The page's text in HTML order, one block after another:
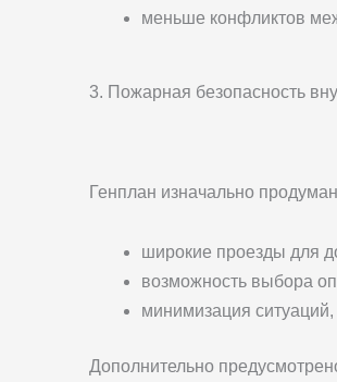
меньше конфликтов
3. Пожарная безопасность
Генплан изначально
широкие проезды для
возможность выбора
минимизация ситуаций,
Дополнительно